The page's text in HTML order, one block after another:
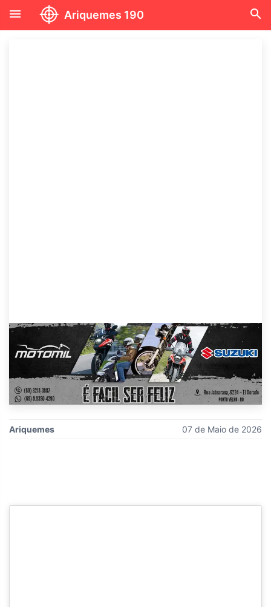
menu Ariquemes 190 search
Ariquemes 07 de Maio de 2026